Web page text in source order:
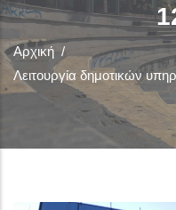
Αρχική /
Λειτουργία δημοτικών